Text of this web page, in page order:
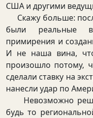
США и другими
Скажу больше:
были реальные
примирения и
И не наша вина,
произошло потому,
сделали ставку на
нанесли удар по
Невозможно
будь то